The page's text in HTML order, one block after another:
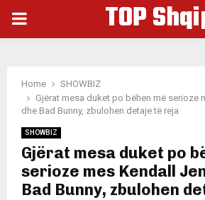
PRIMARY
TOP
Home
SHOWBIZ
Gjërat mesa duket po bëhen më serioze
dhe Bad Bunny, zbulohen detaje të reja
SHOWBIZ
Gjërat mesa duket po
serioze mes Kendall
Bad Bunny, zbulohen